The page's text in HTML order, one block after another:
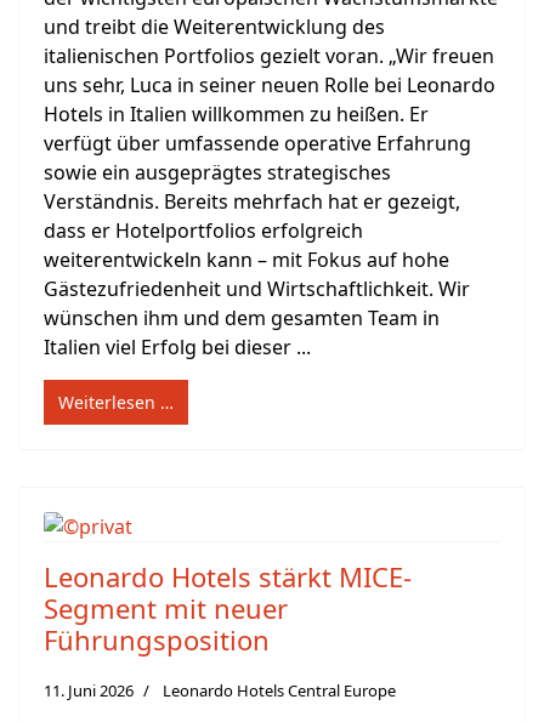
und treibt die Weiterentwicklung des
italienischen Portfolios gezielt voran. „Wir freuen
uns sehr, Luca in seiner neuen Rolle bei Leonardo
Hotels in Italien willkommen zu heißen. Er
verfügt über umfassende operative Erfahrung
sowie ein ausgeprägtes strategisches
Verständnis. Bereits mehrfach hat er gezeigt,
dass er Hotelportfolios erfolgreich
weiterentwickeln kann – mit Fokus auf hohe
Gästezufriedenheit und Wirtschaftlichkeit. Wir
wünschen ihm und dem gesamten Team in
Italien viel Erfolg bei dieser ...
Weiterlesen …
Leonardo Hotels stärkt MICE-
Segment mit neuer
Führungsposition
11. Juni 2026 Leonardo Hotels Central Europe